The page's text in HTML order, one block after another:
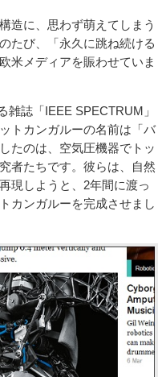
造に、思わず萌えてしまう
たび、「永久に跳ね続ける
米メディアを賑わせていま
誌「IEEE SPECTRUM」
トカンガルーの名前は「バ
たのは、空気圧機器でトッ
者たちです。彼らは、自然
現しようと、2年間に渡っ
カンガルーを完成させまし